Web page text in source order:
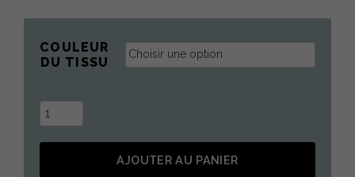
COULEUR
DU TISSU
quantité
de
Ensemble
AJOUTER AU PANIER